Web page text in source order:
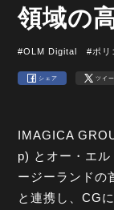
領域の
#OLM Digital #ポリ
シェア ツイー
IMAGICA
p) とオー・エル
ージーランドの
と連携し、CG